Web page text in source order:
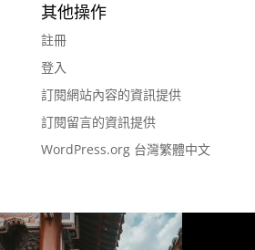
其他操作
註冊
登入
訂閱網站內容的資訊提供
訂閱留言的資訊提供
WordPress.org 台灣繁體中文